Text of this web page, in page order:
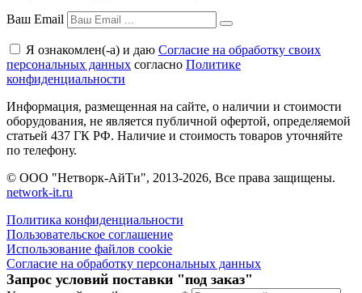
Ваш Email
Я ознакомлен(-а) и даю Согласие на обработку своих
персональных данных согласно Политике
конфиденциальности
Информация, размещенная на сайте, о наличии и стоимости
оборудования, не является публичной офертой, определяемой
статьей 437 ГК РФ. Наличие и стоимость товаров уточняйте
по телефону.
© ООО "Нетворк-АйТи", 2013-2026, Все права защищены.
network-it.ru
Политика конфиденциальности
Пользовательское соглашение
Использование файлов cookie
Согласие на обработку персональных данных
Запрос условий поставки "под заказ"